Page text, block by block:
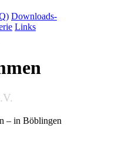
Downloads-
Links
– in Böblingen